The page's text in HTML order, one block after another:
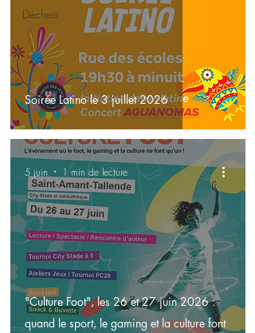
Déchets
Soirée Latino le 3 juillet 2026
"Culture Foot", les 26 et 27 juin 2026 :
quand le sport, le gaming et la culture font
5 juin 1 min de lecture